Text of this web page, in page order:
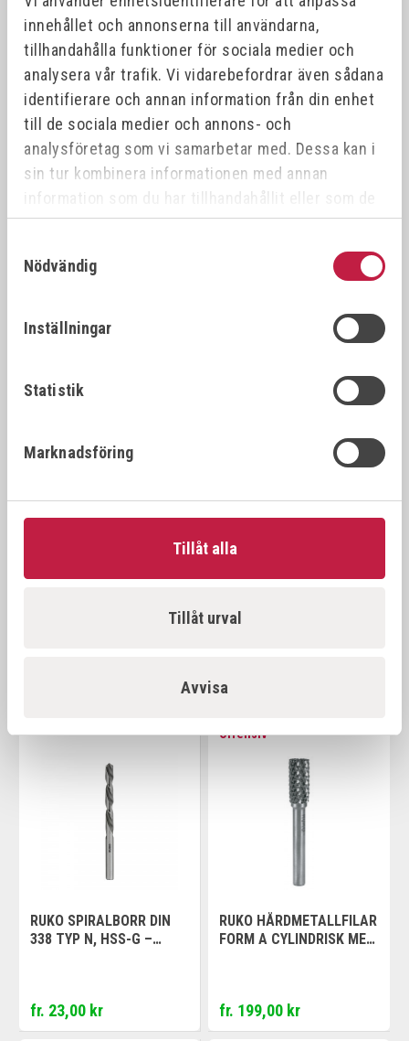
innehållet och annonserna till användarna,
tillhandahålla funktioner för sociala medier och
analysera vår trafik. Vi vidarebefordrar även sådana
identifierare och annan information från din enhet
till de sociala medier och annons- och
analysföretag som vi samarbetar med. Dessa kan i
sin tur kombinera informationen med annan
information som du har tillhandahållit eller som de
har samlat in när du har använt deras tjänster.
Nödvändig
Inställningar
Statistik
Marknadsföring
Tillåt alla
Tillåt urval
Avvisa
Offensiv
DIN335
fr. 204,00 kr
Offensiv
FORM A CYLINDRISK
RUKO ULTIMATECUT
RUKO TIN BORRSATS
RUKO SPIRALBORR DIN
338 TYP N, HSS-G –
fr. 23,00 kr
Offensiv
RUKO HÅRDMETALLFILAR
FORM A CYLINDRISK MED
fr. 199,00 kr